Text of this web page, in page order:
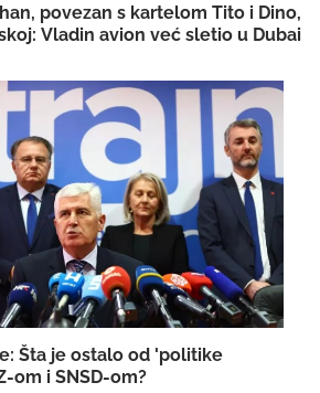
povezan s kartelom Tito i Dino,
Vladin avion već sletio u Dubai
Šta je ostalo od 'politike
om i SNSD-om?